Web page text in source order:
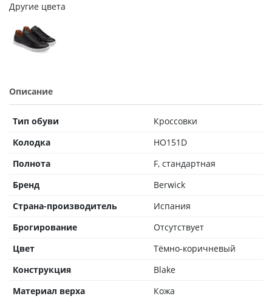
Другие цвета
Описание
Тип обуви
Кроссовки
Колодка
HO151D
Полнота
F, стандартная
Бренд
Berwick
Страна-производитель
Испания
Брогирование
Отсутствует
Цвет
Тёмно-коричневый
Конструкция
Blake
Материал верха
Кожа